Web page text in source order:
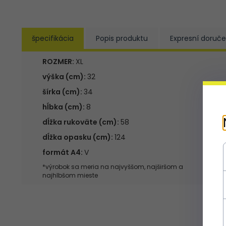
špecifikácia Popis produktu Expresní
ROZMER: XL
výška (cm): 32
šírka (cm): 34
hĺbka (cm): 8
dĺžka rukoväte (cm): 58
dĺžka opasku (cm): 124
formát A4: V
*výrobok sa meria na najvyššom, najširšom a
najhlbšom mieste